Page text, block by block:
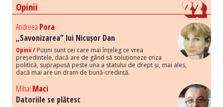
Opinii
Andreea Pora
„Savonizarea” lui Nicușor Dan
Opinii / Puțini sunt cei care mai înțeleg ce vrea
președintele, dacă are de gând să soluționeze criza
politică, suprapusă peste una a statului de drept și, mai ales,
dacă mai are un dram de bună-credință.
Mihai Maci
Datoriile se plătesc